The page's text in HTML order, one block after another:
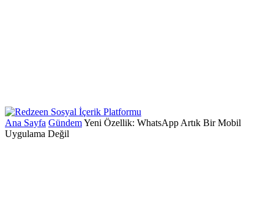
Ana Sayfa GündemYeni Özellik: WhatsApp Artık Bir Mobil
Uygulama Değil